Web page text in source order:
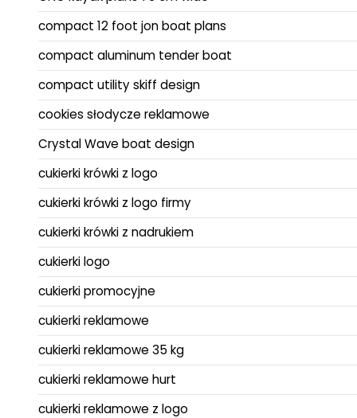
compact 12 foot jon boat plans
compact aluminum tender boat
compact utility skiff design
cookies słodycze reklamowe
Crystal Wave boat design
cukierki krówki z logo
cukierki krówki z logo firmy
cukierki krówki z nadrukiem
cukierki logo
cukierki promocyjne
cukierki reklamowe
cukierki reklamowe 35 kg
cukierki reklamowe hurt
cukierki reklamowe z logo